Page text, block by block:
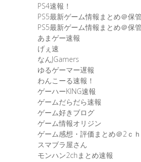
PS4速報！
PS5最新ゲーム情報まとめ＠保
PS5最新ゲーム情報まとめ＠保
あまゲー速報
げぇ速
なんJGamers
ゆるゲーマー遅報
わんこーる速報！
ゲーハーKING速報
ゲームだらだら速報
ゲーム好きブログ
ゲーム情報オリジン
ゲーム感想・評価まとめ＠2ｃｈ
スマブラ屋さん
モンハン2chまとめ速報